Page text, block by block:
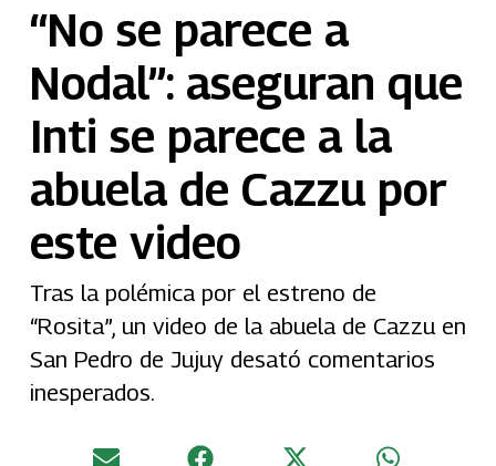
“No se parece a
Nodal”: aseguran que
Inti se parece a la
abuela de Cazzu por
este video
Tras la polémica por el estreno de
“Rosita”, un video de la abuela de Cazzu en
San Pedro de Jujuy desató comentarios
inesperados.